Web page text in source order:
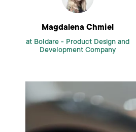
Magdalena Chmiel
at Boldare - Product Design and
Development Company